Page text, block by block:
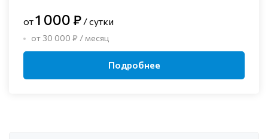
от1 000 ₽ / сутки
от 30 000 ₽ / месяц
Подробнее